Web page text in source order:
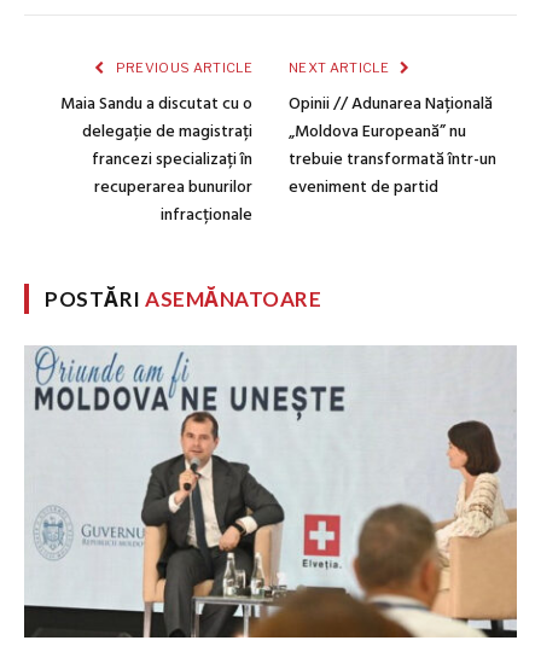
PREVIOUS ARTICLE
Maia Sandu a discutat cu o
delegație de magistrați
francezi specializați în
recuperarea bunurilor
infracționale
NEXT ARTICLE
Opinii // Adunarea Națională
„Moldova Europeană” nu
trebuie transformată într-un
eveniment de partid
POSTĂRIASEMĂNATOARE